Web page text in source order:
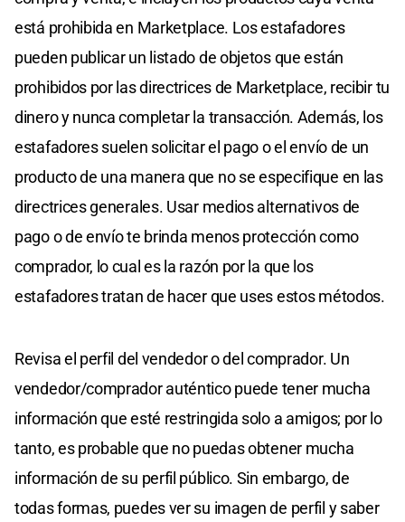
está prohibida en Marketplace. Los estafadores
pueden publicar un listado de objetos que están
prohibidos por las directrices de Marketplace, recibir tu
dinero y nunca completar la transacción. Además, los
estafadores suelen solicitar el pago o el envío de un
producto de una manera que no se especifique en las
directrices generales. Usar medios alternativos de
pago o de envío te brinda menos protección como
comprador, lo cual es la razón por la que los
estafadores tratan de hacer que uses estos métodos.
Revisa el perfil del vendedor o del comprador. Un
vendedor/comprador auténtico puede tener mucha
información que esté restringida solo a amigos; por lo
tanto, es probable que no puedas obtener mucha
información de su perfil público. Sin embargo, de
todas formas, puedes ver su imagen de perfil y saber